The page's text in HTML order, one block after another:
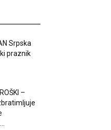
Srpska
praznik
–